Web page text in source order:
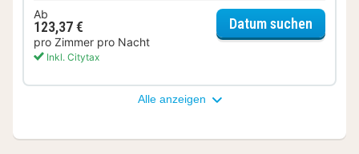
Ab
123,37 €
pro Zimmer pro Nacht
Inkl. Citytax
Datum suchen
Alle anzeigen